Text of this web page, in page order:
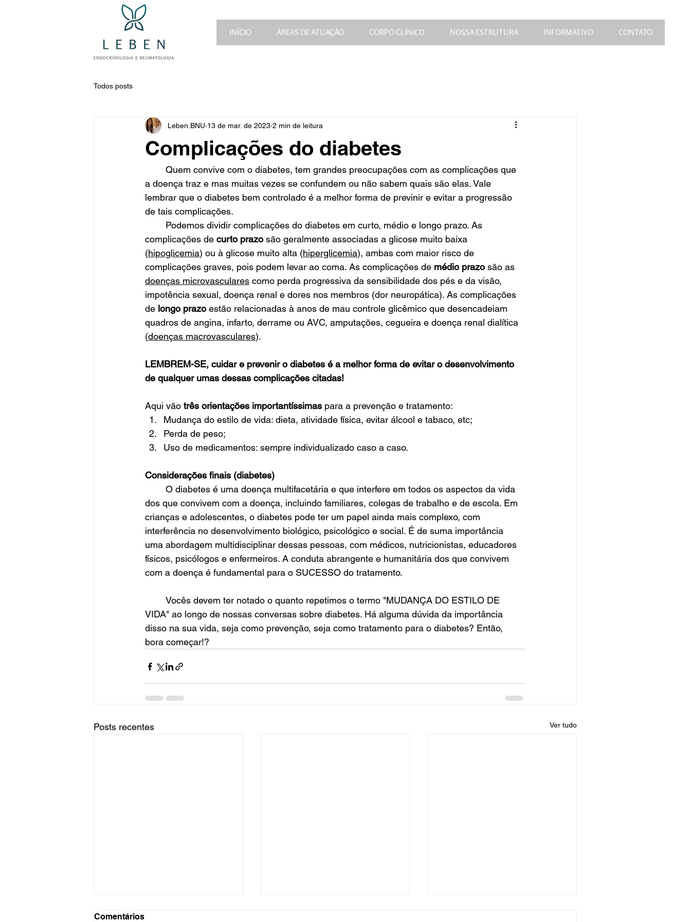
INÍCIO ÁREAS DE ATUAÇÃO CORPO CLÍNICO NOSSA ESTRUTURA INFORMATIVO CONTATO
Todos posts
Complicações do diabetes
Leben.BNU 13 de mar. de 2023 2 min de leitura
a doença traz e mas muitas vezes se confundem ou não sabem quais são elas. Vale
lembrar que o diabetes bem controlado é a melhor forma de previnir e evitar a progressão
de tais complicações.
complicações de curto prazo são geralmente associadas a glicose muito baixa
(hipoglicemia) ou à glicose muito alta (hiperglicemia), ambas com maior risco de
complicações graves, pois podem levar ao coma. As complicações de médio prazo são as
doenças microvasculares como perda progressiva da sensibilidade dos pés e da visão,
impotência sexual, doença renal e dores nos membros (dor neuropática). As complicações
de longo prazo estão relacionadas à anos de mau controle glicêmico que desencadeiam
quadros de angina, infarto, derrame ou AVC, amputações, cegueira e doença renal dialítica
(doenças macrovasculares).
LEMBREM-SE, cuidar e prevenir o diabetes é a melhor forma de evitar o desenvolvimento
de qualquer umas dessas complicações citadas!
Aqui vão três orientações importantíssimas para a prevenção e tratamento:
Mudança do estilo de vida: dieta, atividade física, evitar álcool e tabaco, etc;
Perda de peso;
Uso de medicamentos: sempre individualizado caso a caso.
Considerações finais (diabetes)
dos que convivem com a doença, incluindo familiares, colegas de trabalho e de escola. Em
crianças e adolescentes, o diabetes pode ter um papel ainda mais complexo, com
interferência no desenvolvimento biológico, psicológico e social. É de suma importância
uma abordagem multidisciplinar dessas pessoas, com médicos, nutricionistas, educadores
físicos, psicólogos e enfermeiros. A conduta abrangente e humanitária dos que convivem
com a doença é fundamental para o SUCESSO do tratamento.
VIDA" ao longo de nossas conversas sobre diabetes. Há alguma dúvida da importância
disso na sua vida, seja como prevenção, seja como tratamento para o diabetes? Então,
bora começar!?
Posts recentes Ver tudo
Comentários